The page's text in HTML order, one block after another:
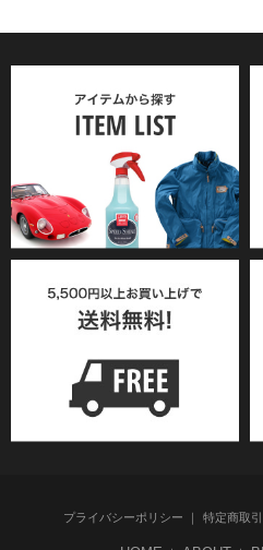
プライバシーポリシー 特定商取